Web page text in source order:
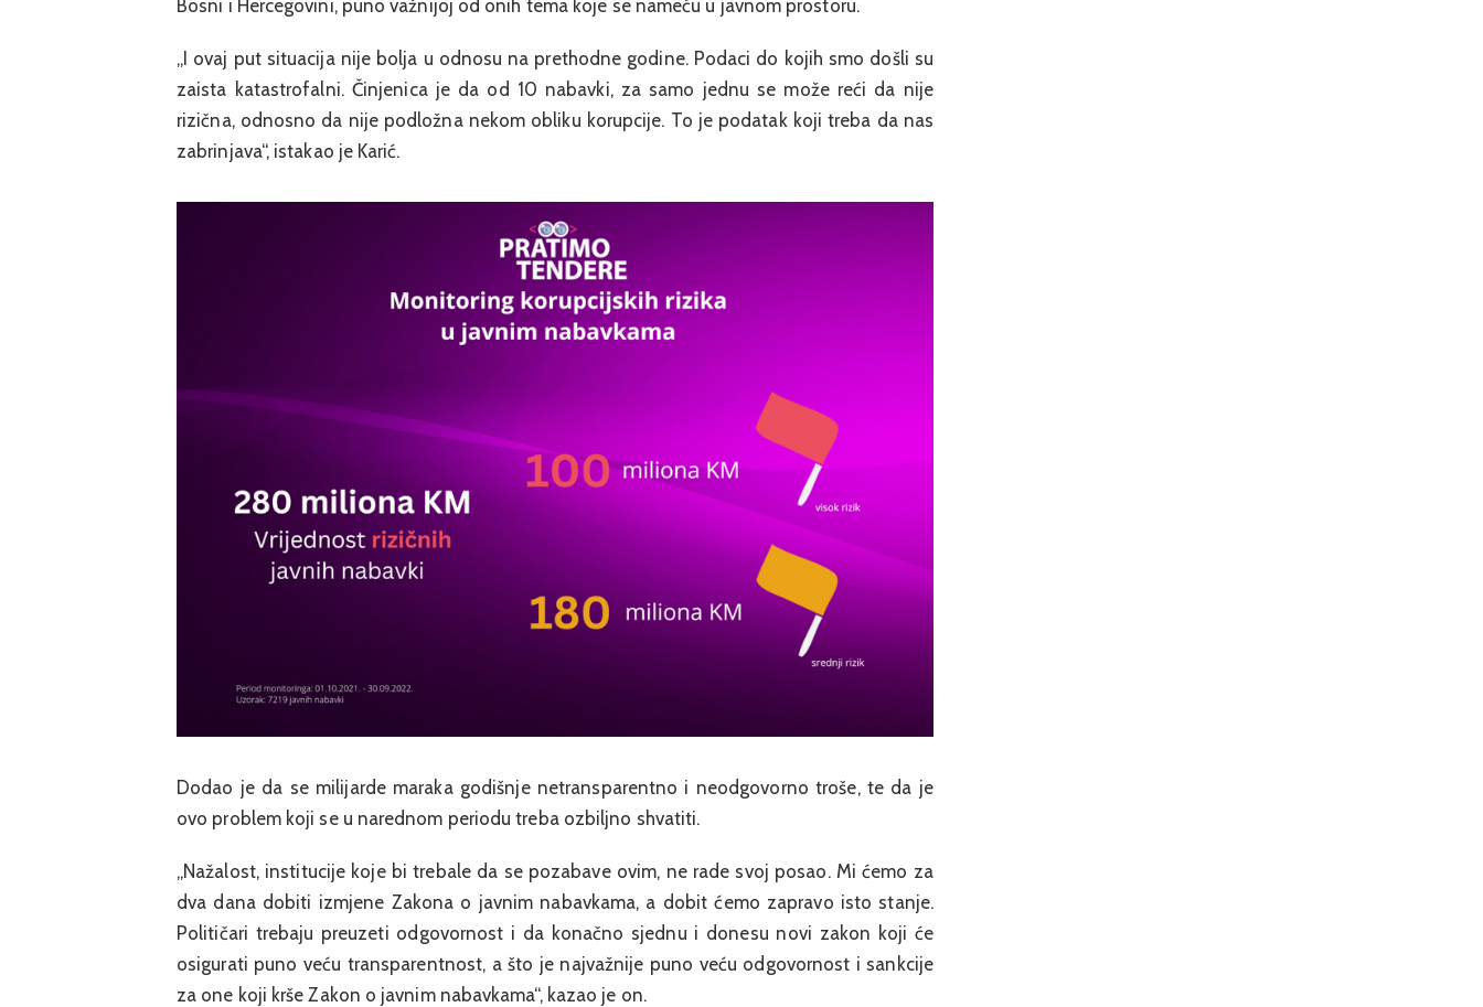
Bosni i Hercegovini, puno važnijoj od onih tema koje se nameću u javnom prostoru.
„I ovaj put situacija nije bolja u odnosu na prethodne godine. Podaci do kojih smo došli su
zaista katastrofalni. Činjenica je da od 10 nabavki, za samo jednu se može reći da nije
rizična, odnosno da nije podložna nekom obliku korupcije. To je podatak koji treba da nas
zabrinjava“, istakao je Karić.
Dodao je da se milijarde maraka godišnje netransparentno i neodgovorno troše, te da je
ovo problem koji se u narednom periodu treba ozbiljno shvatiti.
„Nažalost, institucije koje bi trebale da se pozabave ovim, ne rade svoj posao. Mi ćemo za
dva dana dobiti izmjene Zakona o javnim nabavkama, a dobit ćemo zapravo isto stanje.
Političari trebaju preuzeti odgovornost i da konačno sjednu i donesu novi zakon koji će
osigurati puno veću transparentnost, a što je najvažnije puno veću odgovornost i sankcije
za one koji krše Zakon o javnim nabavkama“, kazao je on.